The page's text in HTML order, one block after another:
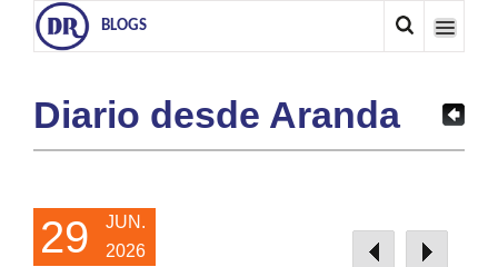
BLOGS
Diario desde Aranda
29
JUN.
2026